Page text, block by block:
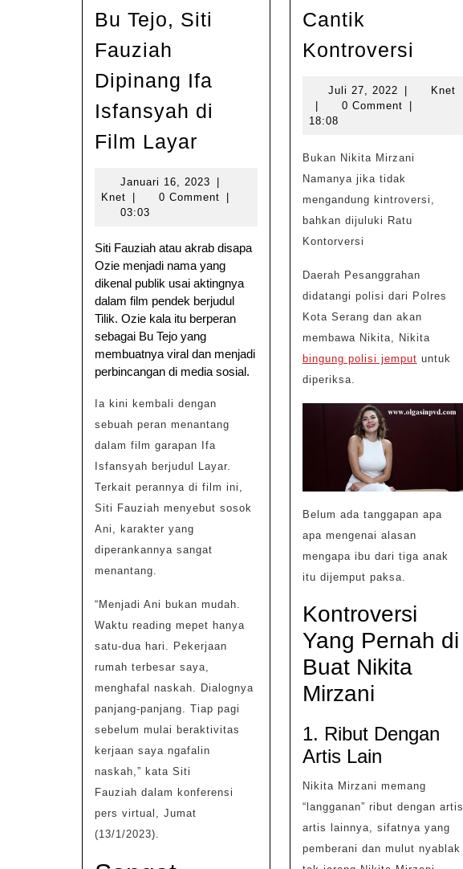
Bu Tejo, Siti
Fauziah
Dipinang Ifa
Isfansyah di
Film Layar
Bu
Tejo,
Fauziah
Dipinang
Ifa
Isfansyah
di
Film
Layar
Januari 16, 2023 Januari
16,
Knet Knet 0 Comment
03:03
Siti Fauziah atau akrab disapa
Ozie menjadi nama yang
dikenal publik usai aktingnya
dalam film pendek berjudul
Tilik. Ozie kala itu berperan
sebagai Bu Tejo yang
membuatnya viral dan menjadi
perbincangan di media sosial.
Ia kini kembali dengan
sebuah peran menantang
dalam film garapan Ifa
Isfansyah berjudul Layar.
Terkait perannya di film ini,
Siti Fauziah menyebut sosok
Ani, karakter yang
diperankannya sangat
menantang.
“Menjadi Ani bukan mudah.
Waktu reading mepet hanya
satu-dua hari. Pekerjaan
rumah terbesar saya,
menghafal naskah. Dialognya
panjang-panjang. Tiap pagi
sebelum mulai beraktivitas
kerjaan saya ngafalin
naskah,” kata Siti
Fauziah dalam konferensi
pers virtual, Jumat
(13/1/2023).
Cantik
Kontroversi
Juli 27, 2022Juli
27,
Knet
Knet
0 Comment
18:08
Bukan Nikita Mirzani
Namanya jika tidak
mengandung kintroversi,
bahkan dijuluki Ratu
Kontorversi
Daerah Pesanggrahan
didatangi polisi dari Polres
Kota Serang dan akan
membawa Nikita, Nikita
bingung polisi jemput untuk
diperiksa.
Belum ada tanggapan apa
apa mengenai alasan
mengapa ibu dari tiga anak
itu dijemput paksa.
Kontroversi
Yang Pernah di
Buat Nikita
Mirzani
1. Ribut Dengan
Artis Lain
Nikita Mirzani memang
“langganan” ribut dengan artis
artis lainnya, sifatnya yang
pemberani dan mulut nyablak